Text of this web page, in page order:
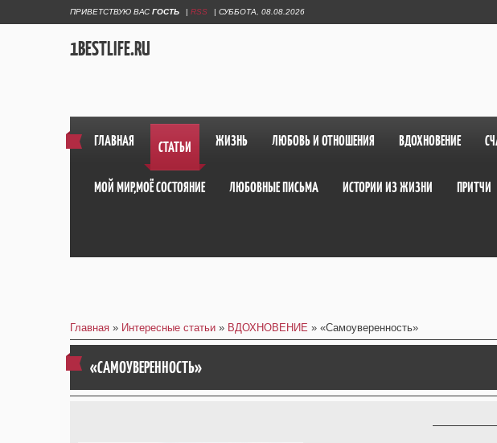
ПРИВЕТСТВУЮ ВАС ГОСТЬ | RSS | СУББОТА, 08.08.2026
1BESTLIFE.RU
ГЛАВНАЯ СТАТЬИ ЖИЗНЬ ЛЮБОВЬ И ОТНОШЕНИЯ ВДОХНОВЕНИЕ
МОЙ МИР,МОЁ СОСТОЯНИЕ ЛЮБОВНЫЕ ПИСЬМА ИСТОРИИ ИЗ ЖИЗНИ ПРИТЧИ
Главная » Интересные статьи » ВДОХНОВЕНИЕ » «Самоуверенность»
«САМОУВЕРЕННОСТЬ»